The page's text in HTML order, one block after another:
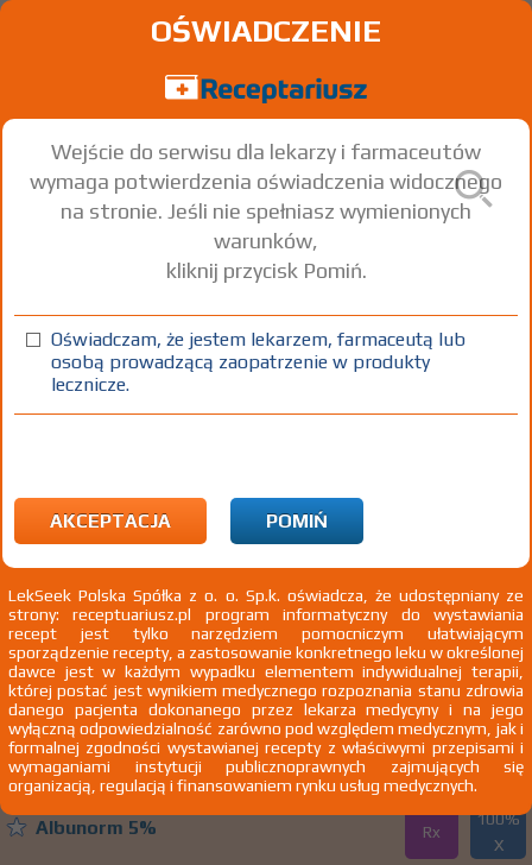
Znaleziono wyników:
www:http://www.octapharma.pl
email:warsaw.office@octapharma.pl
Albunorm 20% Rx
100%
X
Albumin human
inf. [roztw.] 200 g/l 1 but. 50 ml Iniekcje Octapharma (IP) Limited
Albunorm 5% Rx
100%
X
OŚWIADCZENIE
Wejście do serwisu dla lekarzy i farmaceutów
wymaga potwierdzenia oświadczenia widocznego
na stronie. Jeśli nie spełniasz wymienionych
warunków,
kliknij przycisk Pomiń.
Oświadczam, że jestem lekarzem, farmaceutą lub
osobą prowadzącą zaopatrzenie w produkty
lecznicze.
AKCEPTACJA POMIŃ
LekSeek Polska Spółka z o. o. Sp.k. oświadcza, że udostępniany ze
strony: receptuariusz.pl program informatyczny do wystawiania
recept jest tylko narzędziem pomocniczym ułatwiającym
sporządzenie recepty, a zastosowanie konkretnego leku w określonej
dawce jest w każdym wypadku elementem indywidualnej terapii,
której postać jest wynikiem medycznego rozpoznania stanu zdrowia
danego pacjenta dokonanego przez lekarza medycyny i na jego
wyłączną odpowiedzialność zarówno pod względem medycznym, jak i
formalnej zgodności wystawianej recepty z właściwymi przepisami i
wymaganiami instytucji publicznoprawnych zajmujących się
organizacją, regulacją i finansowaniem rynku usług medycznych.